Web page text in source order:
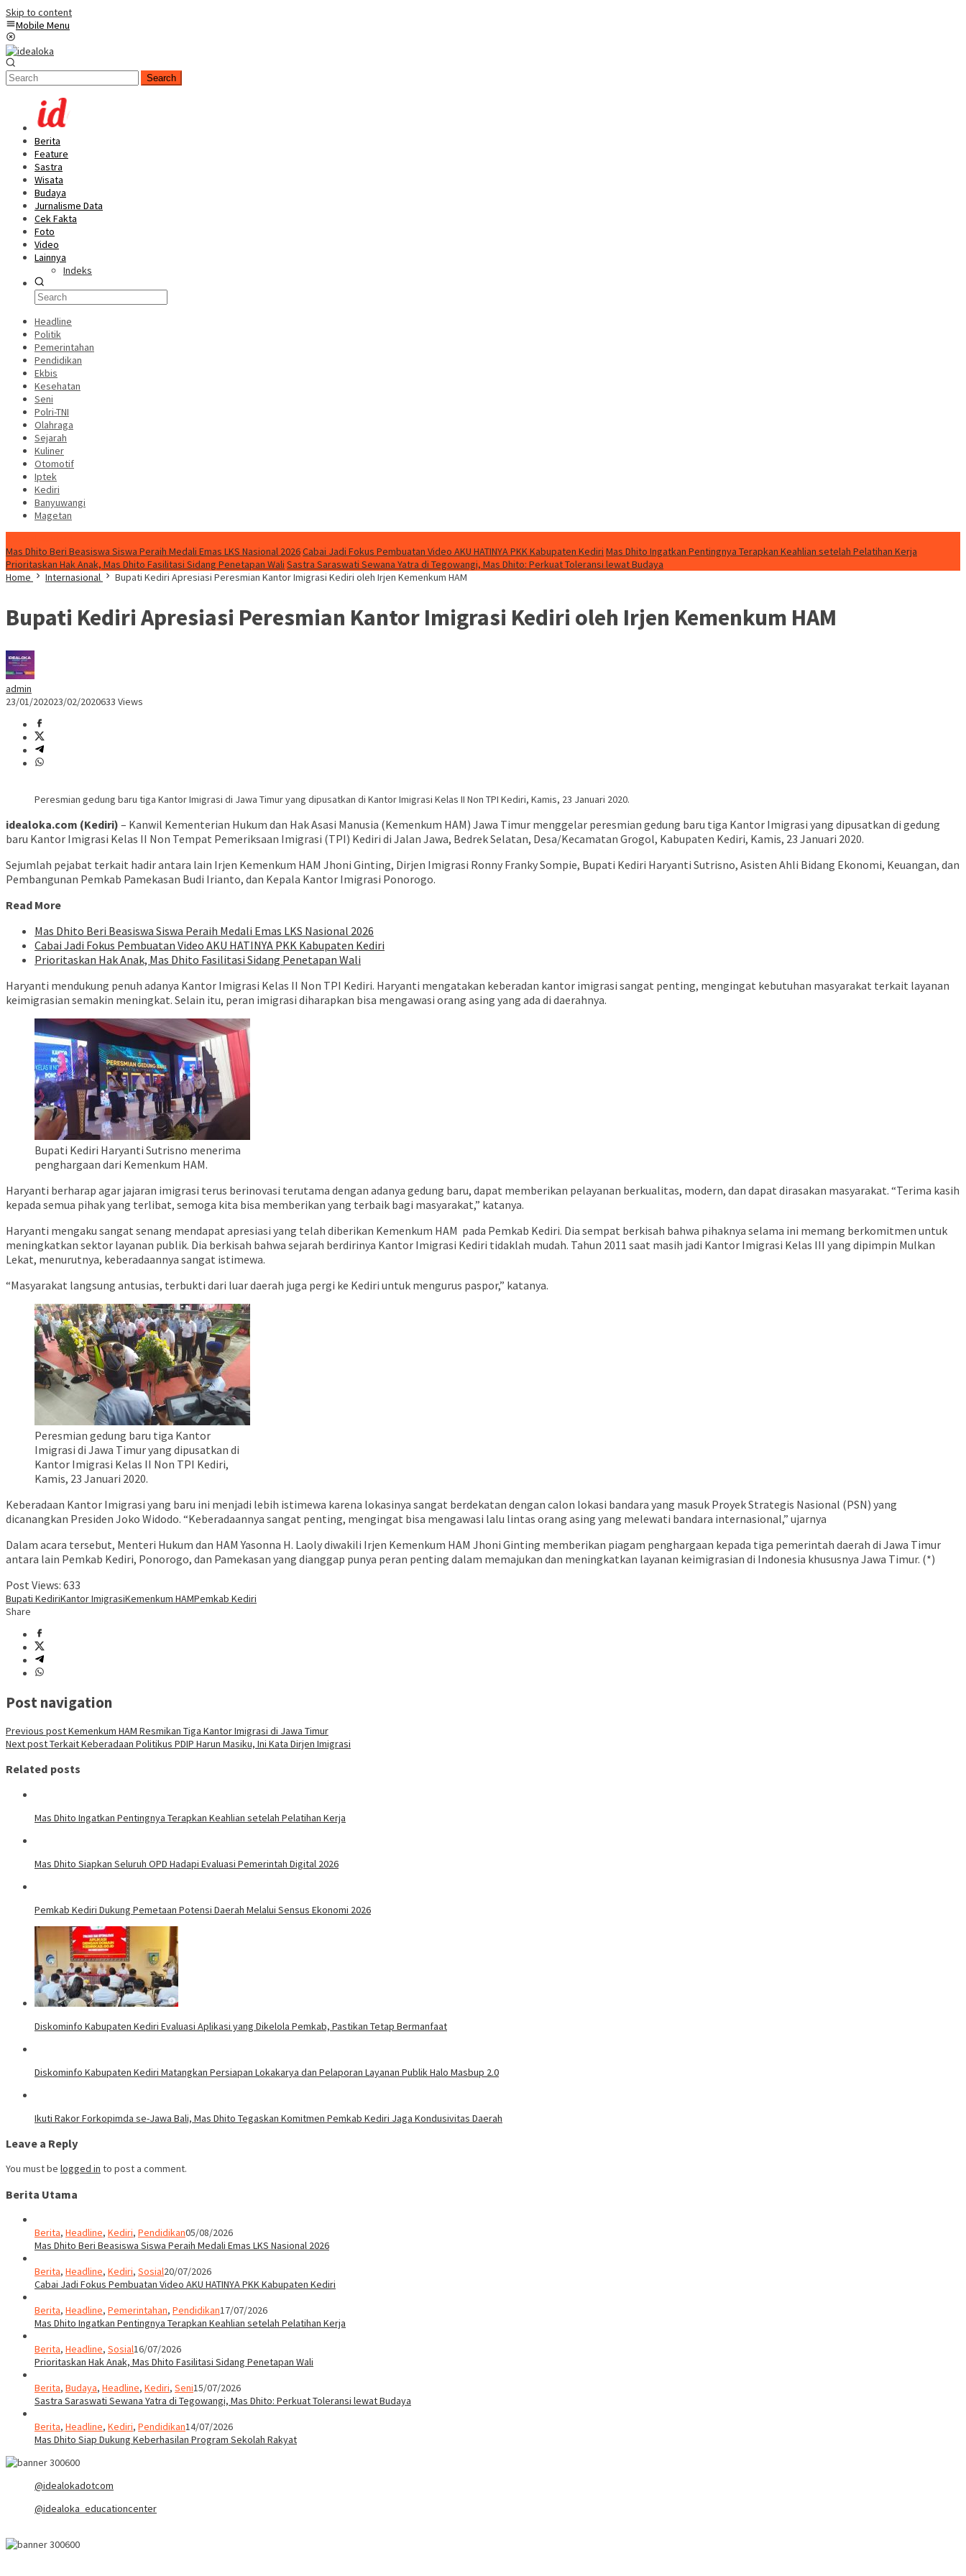
Skip to content
Mobile Menu
Search
Berita
Feature
Sastra
Wisata
Budaya
Jurnalisme Data
Cek Fakta
Foto
Video
Lainnya
Indeks
Headline
Politik
Pemerintahan
Pendidikan
Ekbis
Kesehatan
Seni
Polri-TNI
Olahraga
Sejarah
Kuliner
Otomotif
Iptek
Kediri
Banyuwangi
Magetan
Mas Dhito Beri Beasiswa Siswa Peraih Medali Emas LKS Nasional 2026Cabai Jadi Fokus Pembuatan Video AKU HATINYA PKK Kabupaten Kediri Mas Dhito Ingatkan Pentingnya Terapkan Keahlian setelah Pelatihan Kerja
Prioritaskan Hak Anak, Mas Dhito Fasilitasi Sidang Penetapan Wali Sastra Saraswati Sewana Yatra di Tegowangi, Mas Dhito: Perkuat Toleransi lewat Budaya
Home
Internasional Bupati Kediri Apresiasi Peresmian Kantor Imigrasi Kediri oleh Irjen Kemenkum HAM
Bupati Kediri Apresiasi Peresmian Kantor Imigrasi Kediri oleh Irjen Kemenkum HAM
admin
23/01/202023/02/2020633 Views
Peresmian gedung baru tiga Kantor Imigrasi di Jawa Timur yang dipusatkan di Kantor Imigrasi Kelas II Non TPI Kediri, Kamis, 23 Januari 2020.
idealoka.com (Kediri) – Kanwil Kementerian Hukum dan Hak Asasi Manusia (Kemenkum HAM) Jawa Timur menggelar peresmian gedung baru tiga Kantor Imigrasi yang dipusatkan di gedung
baru Kantor Imigrasi Kelas II Non Tempat Pemeriksaan Imigrasi (TPI) Kediri di Jalan Jawa, Bedrek Selatan, Desa/Kecamatan Grogol, Kabupaten Kediri, Kamis, 23 Januari 2020.
Sejumlah pejabat terkait hadir antara lain Irjen Kemenkum HAM Jhoni Ginting, Dirjen Imigrasi Ronny Franky Sompie, Bupati Kediri Haryanti Sutrisno, Asisten Ahli Bidang Ekonomi, Keuangan, dan
Pembangunan Pemkab Pamekasan Budi Irianto, dan Kepala Kantor Imigrasi Ponorogo.
Read More
Mas Dhito Beri Beasiswa Siswa Peraih Medali Emas LKS Nasional 2026
Cabai Jadi Fokus Pembuatan Video AKU HATINYA PKK Kabupaten Kediri
Prioritaskan Hak Anak, Mas Dhito Fasilitasi Sidang Penetapan Wali
Haryanti mendukung penuh adanya Kantor Imigrasi Kelas II Non TPI Kediri. Haryanti mengatakan keberadan kantor imigrasi sangat penting, mengingat kebutuhan masyarakat terkait layanan
keimigrasian semakin meningkat. Selain itu, peran imigrasi diharapkan bisa mengawasi orang asing yang ada di daerahnya.
Bupati Kediri Haryanti Sutrisno menerima
penghargaan dari Kemenkum HAM.
Haryanti berharap agar jajaran imigrasi terus berinovasi terutama dengan adanya gedung baru, dapat memberikan pelayanan berkualitas, modern, dan dapat dirasakan masyarakat. “Terima kasih
kepada semua pihak yang terlibat, semoga kita bisa memberikan yang terbaik bagi masyarakat,” katanya.
Haryanti mengaku sangat senang mendapat apresiasi yang telah diberikan Kemenkum HAM pada Pemkab Kediri. Dia sempat berkisah bahwa pihaknya selama ini memang berkomitmen untuk
meningkatkan sektor layanan publik. Dia berkisah bahwa sejarah berdirinya Kantor Imigrasi Kediri tidaklah mudah. Tahun 2011 saat masih jadi Kantor Imigrasi Kelas III yang dipimpin Mulkan
Lekat, menurutnya, keberadaannya sangat istimewa.
“Masyarakat langsung antusias, terbukti dari luar daerah juga pergi ke Kediri untuk mengurus paspor,” katanya.
Peresmian gedung baru tiga Kantor
Imigrasi di Jawa Timur yang dipusatkan di
Kantor Imigrasi Kelas II Non TPI Kediri,
Kamis, 23 Januari 2020.
Keberadaan Kantor Imigrasi yang baru ini menjadi lebih istimewa karena lokasinya sangat berdekatan dengan calon lokasi bandara yang masuk Proyek Strategis Nasional (PSN) yang
dicanangkan Presiden Joko Widodo. “Keberadaannya sangat penting, mengingat bisa mengawasi lalu lintas orang asing yang melewati bandara internasional,” ujarnya
Dalam acara tersebut, Menteri Hukum dan HAM Yasonna H. Laoly diwakili Irjen Kemenkum HAM Jhoni Ginting memberikan piagam penghargaan kepada tiga pemerintah daerah di Jawa Timur
antara lain Pemkab Kediri, Ponorogo, dan Pamekasan yang dianggap punya peran penting dalam memajukan dan meningkatkan layanan keimigrasian di Indonesia khususnya Jawa Timur. (*)
Post Views: 633
Bupati KediriKantor ImigrasiKemenkum HAMPemkab Kediri
Share
Post navigation
Previous postKemenkum HAM Resmikan Tiga Kantor Imigrasi di Jawa Timur
Next postTerkait Keberadaan Politikus PDIP Harun Masiku, Ini Kata Dirjen Imigrasi
Related posts
Mas Dhito Ingatkan Pentingnya Terapkan Keahlian setelah Pelatihan Kerja
Mas Dhito Siapkan Seluruh OPD Hadapi Evaluasi Pemerintah Digital 2026
Pemkab Kediri Dukung Pemetaan Potensi Daerah Melalui Sensus Ekonomi 2026
Diskominfo Kabupaten Kediri Evaluasi Aplikasi yang Dikelola Pemkab, Pastikan Tetap Bermanfaat
Diskominfo Kabupaten Kediri Matangkan Persiapan Lokakarya dan Pelaporan Layanan Publik Halo Masbup 2.0
Ikuti Rakor Forkopimda se-Jawa Bali, Mas Dhito Tegaskan Komitmen Pemkab Kediri Jaga Kondusivitas Daerah
Leave a Reply
You must be logged in to post a comment.
Berita Utama
Berita, Headline, Kediri, Pendidikan05/08/2026
Mas Dhito Beri Beasiswa Siswa Peraih Medali Emas LKS Nasional 2026
Berita, Headline, Kediri, Sosial20/07/2026
Cabai Jadi Fokus Pembuatan Video AKU HATINYA PKK Kabupaten Kediri
Berita, Headline, Pemerintahan, Pendidikan17/07/2026
Mas Dhito Ingatkan Pentingnya Terapkan Keahlian setelah Pelatihan Kerja
Berita, Headline, Sosial16/07/2026
Prioritaskan Hak Anak, Mas Dhito Fasilitasi Sidang Penetapan Wali
Berita, Budaya, Headline, Kediri, Seni15/07/2026
Sastra Saraswati Sewana Yatra di Tegowangi, Mas Dhito: Perkuat Toleransi lewat Budaya
Berita, Headline, Kediri, Pendidikan14/07/2026
Mas Dhito Siap Dukung Keberhasilan Program Sekolah Rakyat
@idealokadotcom
@idealoka_educationcenter